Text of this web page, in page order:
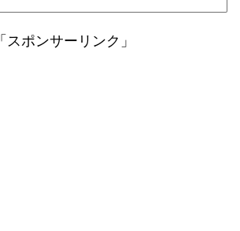
「スポンサーリンク」